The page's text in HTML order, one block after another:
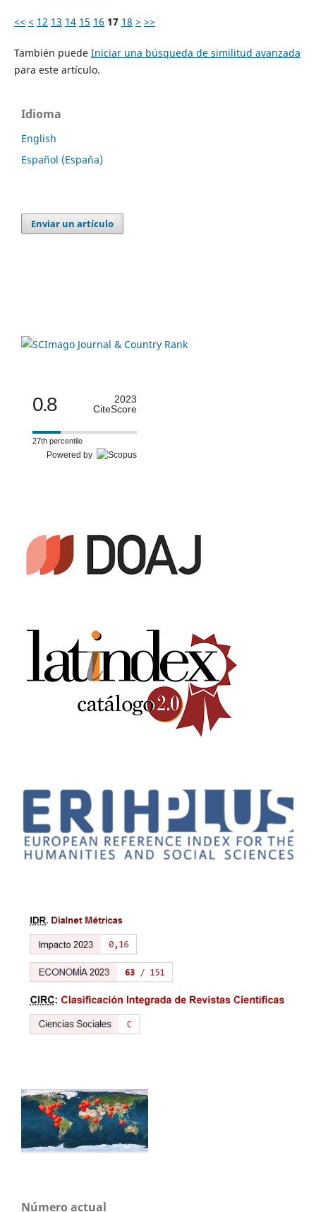
<< < 12 13 14 15 16 17 18 > >>
También puede Iniciar una búsqueda de similitud avanzada
para este artículo.
Idioma
English
Español (España)
Enviar un artículo
0.8
2023
CiteScore
27th percentile
Powered by
Número actual